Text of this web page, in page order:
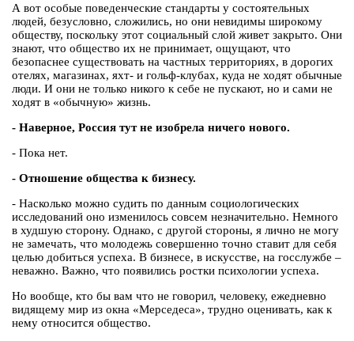
А вот особые поведенческие стандарты у состоятельных
людей, безусловно, сложились, но они невидимы широкому
обществу, поскольку этот социальный слой живет закрыто. Они
знают, что общество их не принимает, ощущают, что
безопаснее существовать на частных территориях, в дорогих
отелях, магазинах, яхт- и гольф-клубах, куда не ходят обычные
люди. И они не только никого к себе не пускают, но и сами не
ходят в «обычную» жизнь.
- Наверное, Россия тут не изобрела ничего нового.
- Пока нет.
- Отношение общества к бизнесу.
- Насколько можно судить по данным социологических
исследований оно изменилось совсем незначительно. Немного
в худшую сторону. Однако, с другой стороны, я лично не могу
не замечать, что молодежь совершенно точно ставит для себя
целью добиться успеха. В бизнесе, в искусстве, на госслужбе –
неважно. Важно, что появились ростки психологии успеха.
Но вообще, кто бы вам что не говорил, человеку, ежедневно
видящему мир из окна «Мерседеса», трудно оценивать, как к
нему относится общество.